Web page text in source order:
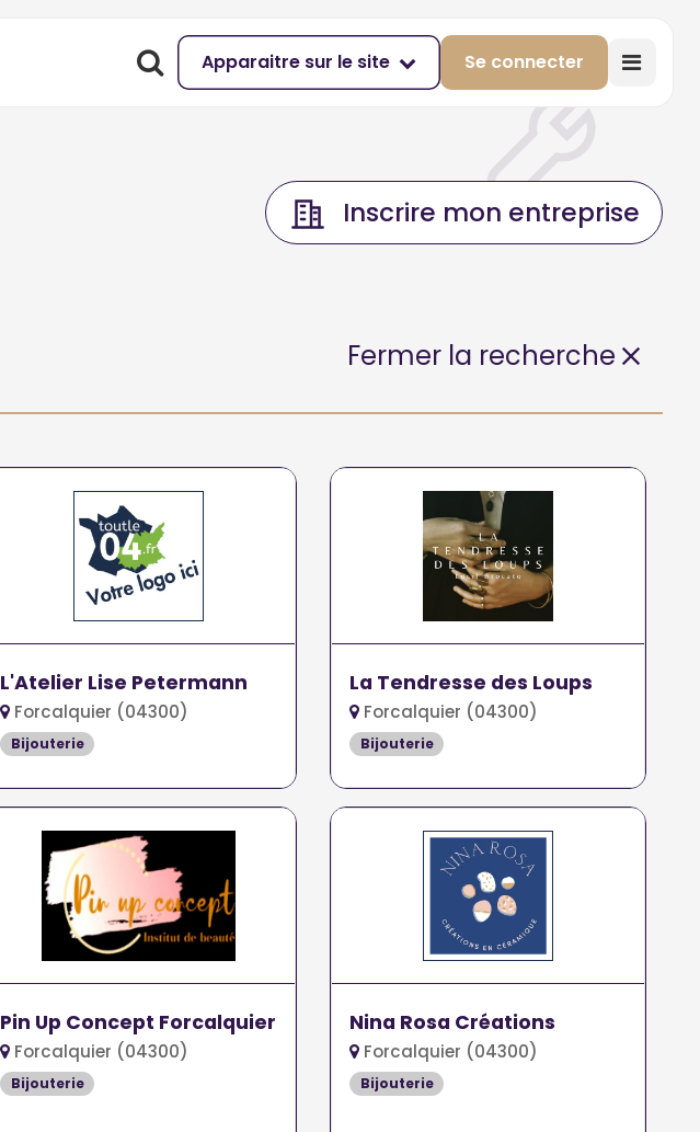
Apparaitre sur le site Se connecter
Inscrire mon entreprise
Fermer la recherche
L'Atelier Lise Petermann
Forcalquier (04300)
Bijouterie
La Tendresse des Loups
Forcalquier (04300)
Bijouterie
Pin Up Concept Forcalquier
Forcalquier (04300)
Bijouterie
Nina Rosa Créations
Forcalquier (04300)
Bijouterie